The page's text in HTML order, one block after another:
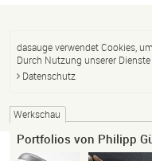
dasauge verwendet Cookies,
Durch Nutzung unserer
Datenschutz
Werkschau
Portfolios von Philipp